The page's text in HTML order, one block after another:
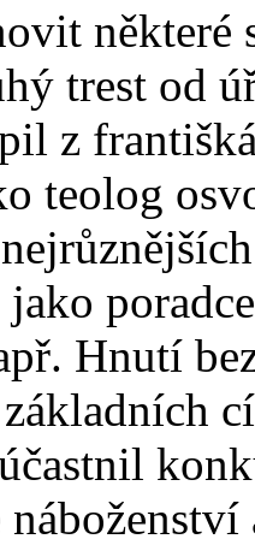
trest od
z
teolog
jako
Hnutí